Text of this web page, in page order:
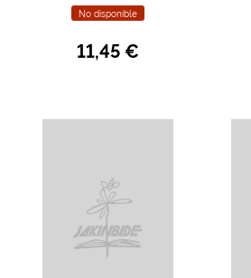
No disponible
11,45 €